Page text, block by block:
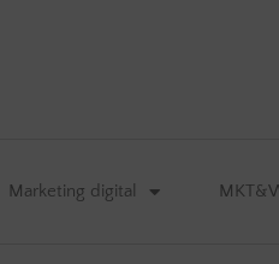
Marketing digital